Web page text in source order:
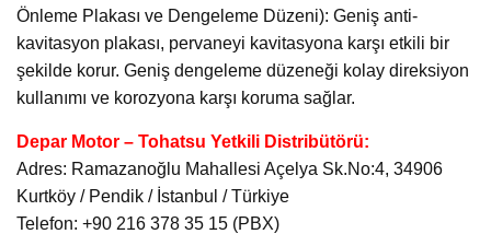
Önleme Plakası ve Dengeleme Düzeni): Geniş anti-
kavitasyon plakası, pervaneyi kavitasyona karşı etkili bir
şekilde korur. Geniş dengeleme düzeneği kolay direksiyon
kullanımı ve korozyona karşı koruma sağlar.
Depar Motor – Tohatsu Yetkili Distribütörü:
Adres: Ramazanoğlu Mahallesi Açelya Sk.No:4, 34906
Kurtköy / Pendik / İstanbul / Türkiye
Telefon: +90 216 378 35 15 (PBX)